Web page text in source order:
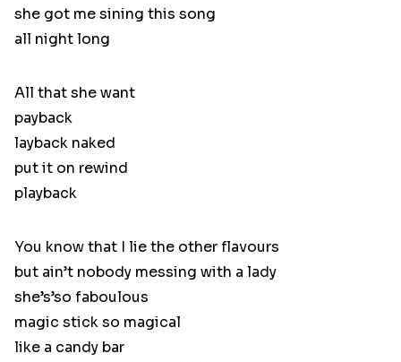
she got me sining this song
all night long
All that she want
payback
layback naked
put it on rewind
playback
You know that I lie the other flavours
but ain’t nobody messing with a lady
she’s’so faboulous
magic stick so magical
like a candy bar